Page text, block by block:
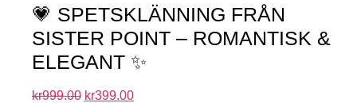
💗 SPETSKLÄNNING FRÅN
SISTER POINT – ROMANTISK &
ELEGANT ✨
kr999.00 kr399.00